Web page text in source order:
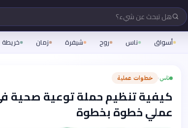
هل تبحث عن شيء؟
أسواق ناس روح شيفرة زمان خريطة
ناس› خطوات عملية
كيفية تنظيم حملة توعية صحية
عملي خطوة بخطوة